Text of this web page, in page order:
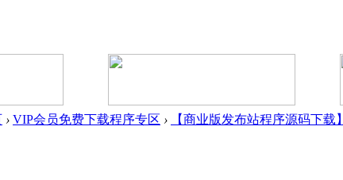
› VIP会员免费下载程序专区 › 【商业版发布站程序源码下载】